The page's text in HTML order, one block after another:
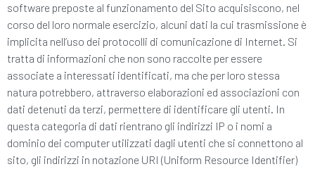
software preposte al funzionamento del Sito acquisiscono, nel
corso del loro normale esercizio, alcuni dati la cui trasmissione è
implicita nell’uso dei protocolli di comunicazione di Internet. Si
tratta di informazioni che non sono raccolte per essere
associate a interessati identificati, ma che per loro stessa
natura potrebbero, attraverso elaborazioni ed associazioni con
dati detenuti da terzi, permettere di identificare gli utenti. In
questa categoria di dati rientrano gli indirizzi IP o i nomi a
dominio dei computer utilizzati dagli utenti che si connettono al
sito, gli indirizzi in notazione URI (Uniform Resource Identifier)